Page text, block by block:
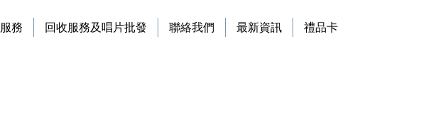
務 回收服務及唱片批發 聯絡我們 最新資訊 禮品卡